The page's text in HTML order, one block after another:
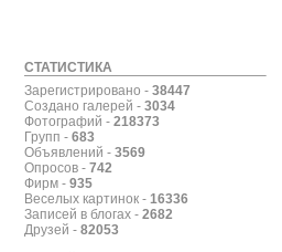
СТАТИСТИКА
Зарегистрировано - 38447
Создано галерей - 3034
Фотографий - 218373
Групп - 683
Объявлений - 3569
Опросов - 742
Фирм - 935
Веселых картинок - 16336
Записей в блогах - 2682
Друзей - 82053